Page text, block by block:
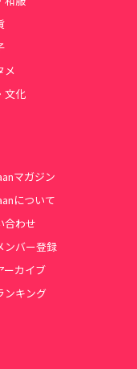
メ
文化
マガジン
について
合わせ
ンバー登録
ーカイブ
ンキング